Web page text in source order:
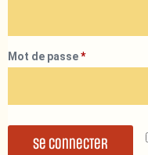
Mot de passe*
Se connecter